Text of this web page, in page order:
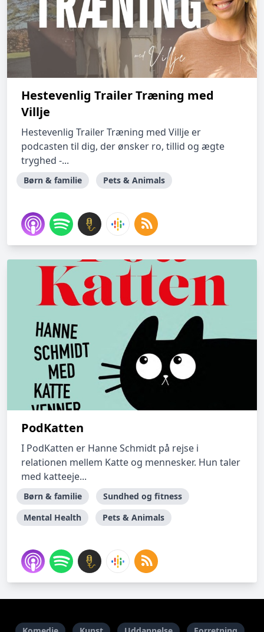
Hestevenlig Trailer Træning med
Villje
Hestevenlig Trailer Træning med Villje er
podcasten til dig, der ønsker ro, tillid og ægte
tryghed -...
Børn & familie Pets & Animals
PodKatten
I PodKatten er Hanne Schmidt på rejse i
relationen mellem Katte og mennesker. Hun taler
med katteeje...
Børn & familie
Sundhed og fitness
Mental Health
Pets & Animals